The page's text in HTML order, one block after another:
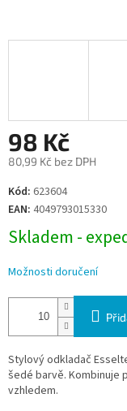
98 Kč
80,99 Kč bez DPH
Měrná
cena:
Kód: 623604
EAN: 4049793015330
Skladem -
Možnosti doručení
Stylový odkladač
šedé barvě. Kombinuje
vzhledem.